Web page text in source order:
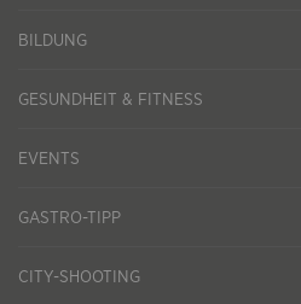
BILDUNG
GESUNDHEIT & FITNESS
EVENTS
GASTRO-TIPP
CITY-SHOOTING